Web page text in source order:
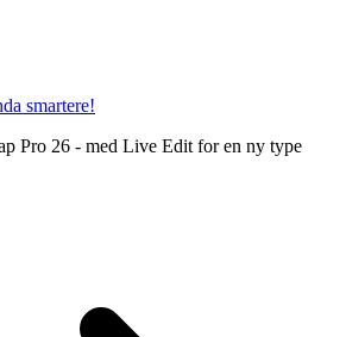
smartere!
Pro 26 - med Live Edit for en ny type